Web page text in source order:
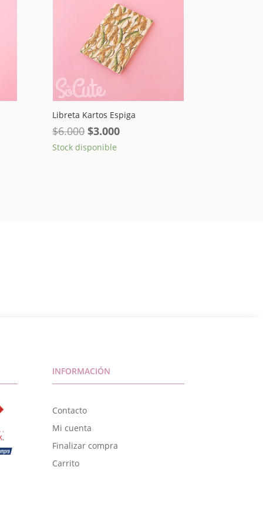
Libreta Kartos Espiga
$6.000 El
precio
$3.000El
Stock disponible
INFORMACIÓN
Contacto
Mi cuenta
Finalizar compra
Carrito